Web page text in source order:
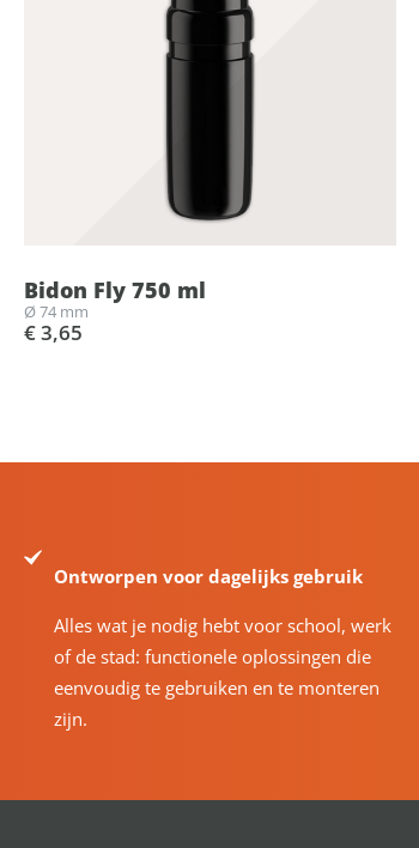
Bidon Fly 750 ml
Ø 74 mm
€ 3,65
Ontworpen voor dagelijks gebruik
Alles wat je nodig hebt voor school, werk
of de stad: functionele oplossingen die
eenvoudig te gebruiken en te monteren
zijn.